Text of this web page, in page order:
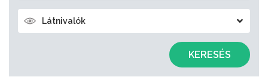
Látnivalók
KERESÉS